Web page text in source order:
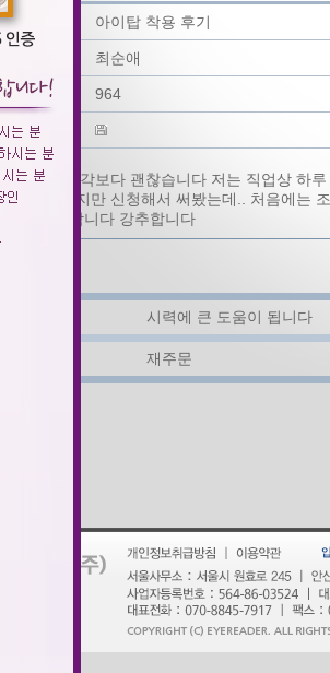
아이탑 착용 후기
최순애
964
탑 효과 생각보다 괜찮습니다 저는 직업상 하
지지 않았지만 신청해서 써봤는데.. 처음에는
정말 시원 합니다 강추합니다
시력에 큰 도움이 됩니다
재주문